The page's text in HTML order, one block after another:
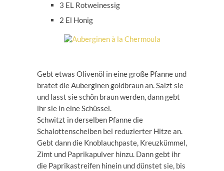
3 EL Rotweinessig
2 El Honig
Gebt etwas Olivenöl in eine große Pfanne und
bratet die Auberginen goldbraun an. Salzt sie
und lasst sie schön braun werden, dann gebt
ihr sie in eine Schüssel.
Schwitzt in derselben Pfanne die
Schalottenscheiben bei reduzierter Hitze an.
Gebt dann die Knoblauchpaste, Kreuzkümmel,
Zimt und Paprikapulver hinzu. Dann gebt ihr
die Paprikastreifen hinein und dünstet sie, bis